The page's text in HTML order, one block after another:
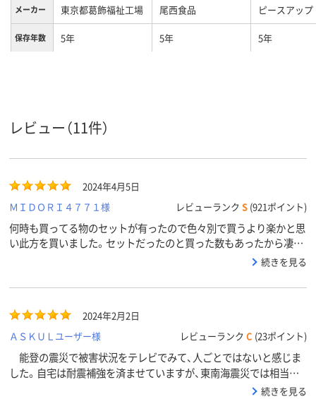
メーカー 東京都葛飾福祉工場 尾西食品 ピースアップ
保存年数 5年 5年 5年
レビュー（11件）
2024年4月5日
ＭＩＤＯＲＩ４７７１様
レビューランク S (921ポイント)
何時も買ってる物のセットが有ったので色々別で買うより楽かと思
い此方を買いました。セットだったのと買った数もあったから凄い
大きな段ボールが２つになってて重くて移動させるのが大変でし
此れを食べれたら有難いなと思ってますので又期限近くなったらリ
続きを見る
2024年2月2日
ＡＳＫＵＬユーザー様
レビューランク C (23ポイント)
能登の震災で被害状況をテレビでみて、人ごとではないと感じま
した。自宅は耐震補強を済ませていますが、東南海震災では相当の
痛手を受けると感じています。３日間は自力で生き残る準備をして
続きを見る